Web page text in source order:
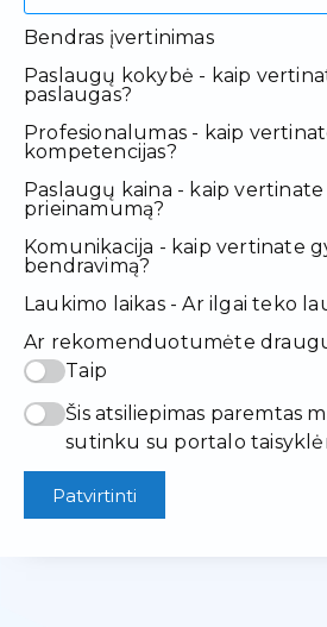
Bendras įvertinimas
Paslaugų kokybė - kaip
paslaugas?
Profesionalumas - kaip
kompetencijas?
Paslaugų kaina - kaip
prieinamumą?
Komunikacija - kaip vertinate
bendravimą?
Laukimo laikas - Ar ilgai teko
Ar rekomenduotumėte
Taip
Šis atsiliepimas paremtas
sutinku su portalo
Patvirtinti